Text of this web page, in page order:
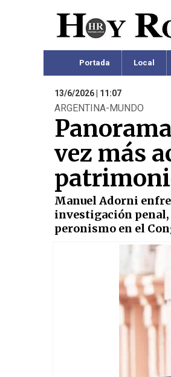
Portada Local
13/6/2026 | 11:07
ARGENTINA-MUNDO
vez más
Manuel Adorni
investigación
peronismo en el